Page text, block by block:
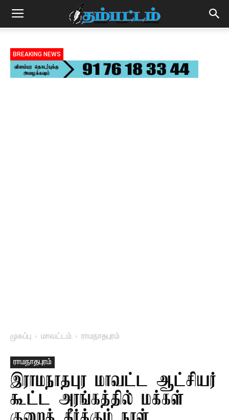
BREAKING NEWS
முகப்பு மாவட்டம் ராமநாதபுரம்
ராமநாதபுரம்
இராமநாதபுர மாவட்ட ஆட்சியர்
கூட்ட அரங்கத்தில் மக்கள்